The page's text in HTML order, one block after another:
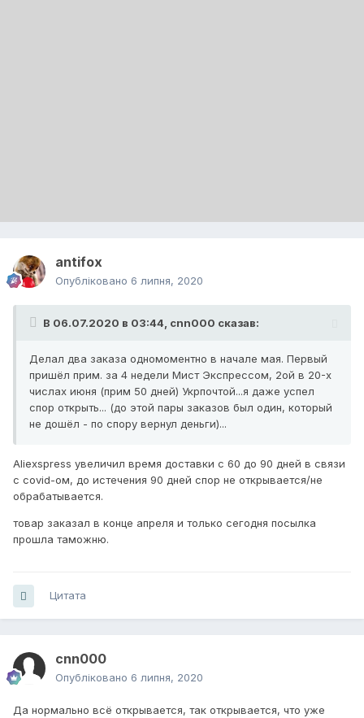
antifox
Опубліковано 6 липня, 2020
В 06.07.2020 в 03:44, cnn000 сказав:
Делал два заказа одномоментно в начале мая. Первый
пришёл прим. за 4 недели Мист Экспрессом, 2ой в 20-х
числах июня (прим 50 дней) Укрпочтой...я даже успел
спор открыть... (до этой пары заказов был один, который
не дошёл - по спору вернул деньги)...
Aliexspress увеличил время доставки с 60 до 90 дней в связи
с covid-ом, до истечения 90 дней спор не открывается/не
обрабатывается.
товар заказал в конце апреля и только сегодня посылка
прошла таможню.
Цитата
cnn000
Опубліковано 6 липня, 2020
Да нормально всё открывается, так открывается, что уже